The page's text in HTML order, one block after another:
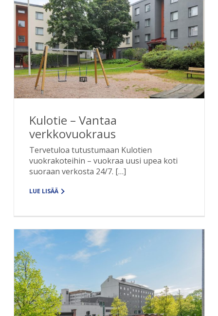
Kulotie – Vantaa
verkkovuokraus
Tervetuloa tutustumaan Kulotien
vuokrakoteihin – vuokraa uusi upea koti
suoraan verkosta 24/7. […]
LUE LISÄÄ